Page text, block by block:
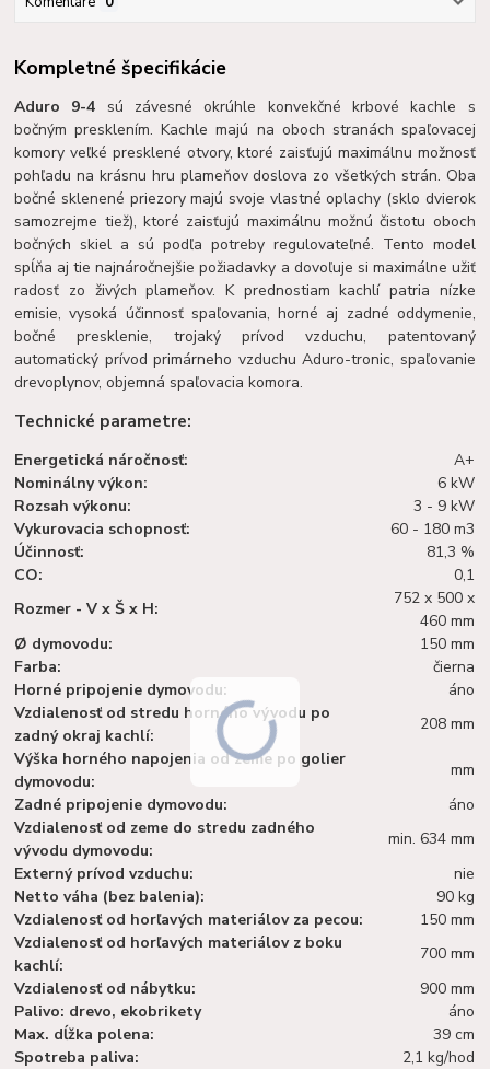
Kompletné špecifikácie
Aduro 9-4 sú závesné okrúhle konvekčné krbové kachle s
bočným presklením. Kachle majú na oboch stranách spaľovacej
komory veľké presklené otvory, ktoré zaisťujú maximálnu možnosť
pohľadu na krásnu hru plameňov doslova zo všetkých strán. Oba
bočné sklenené priezory majú svoje vlastné oplachy (sklo dvierok
samozrejme tiež), ktoré zaisťujú maximálnu možnú čistotu oboch
bočných skiel a sú podľa potreby regulovateľné. Tento model
spĺňa aj tie najnáročnejšie požiadavky a dovoľuje si maximálne užiť
radosť zo živých plameňov. K prednostiam kachlí patria nízke
emisie, vysoká účinnosť spaľovania, horné aj zadné oddymenie,
bočné presklenie, trojaký prívod vzduchu, patentovaný
automatický prívod primárneho vzduchu Aduro-tronic, spaľovanie
drevoplynov, objemná spaľovacia komora.
Technické parametre:
Energetická náročnosť:
A+
Nominálny výkon:
6 kW
Rozsah výkonu:
3 - 9 kW
Vykurovacia schopnosť:
60 - 180 m3
Účinnosť:
81,3 %
CO:
0,1
Rozmer - V x Š x H:
752 x 500 x
460 mm
Ø dymovodu:
150 mm
Farba:
čierna
Horné pripojenie dymovodu:
áno
Vzdialenosť od stredu horného vývodu po
zadný okraj kachlí:
208 mm
Výška horného napojenia od zeme po golier
dymovodu:
mm
Zadné pripojenie dymovodu:
áno
Vzdialenosť od zeme do stredu zadného
vývodu dymovodu:
min. 634 mm
Externý prívod vzduchu:
nie
Netto váha (bez balenia):
90 kg
Vzdialenosť od horľavých materiálov za pecou:
150 mm
Vzdialenosť od horľavých materiálov z boku
kachlí:
700 mm
Vzdialenosť od nábytku:
900 mm
Palivo: drevo, ekobrikety
áno
Max. dĺžka polena:
39 cm
Spotreba paliva:
2,1 kg/hod